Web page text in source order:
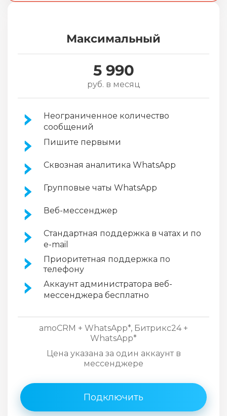
Максимальный
5 990
руб. в месяц
Неограниченное количество
сообщений
Пишите первыми
Сквозная аналитика WhatsApp
Групповые чаты WhatsApp
Веб-мессенджер
Стандартная поддержка в чатах и по
e-mail
Приоритетная поддержка по
телефону
Аккаунт администратора веб-
мессенджера бесплатно
amoCRM + WhatsApp*, Битрикс24 +
WhatsApp*
Цена указана за один аккаунт в
мессенджере
Подключить